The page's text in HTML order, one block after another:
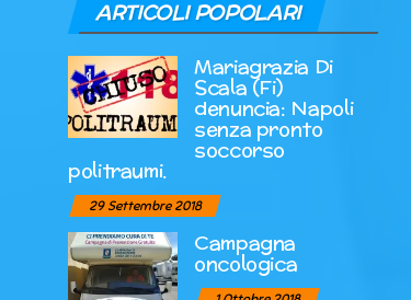
ARTICOLI POPOLARI
Mariagrazia Di
Scala (Fi)
denuncia: Napoli
senza pronto
soccorso
politraumi.
29 Settembre 2018
Campagna
oncologica